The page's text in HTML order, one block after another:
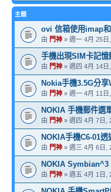
主題
ovi 信箱使用imap
由 門神 » 週一 4月 25日
手機出現SIM卡記憶
由 門神 » 週四 4月 14日
Nokia手機3.5G分
由 門神 » 週一 4月 11日
NOKIA 手機郵件選
由 門神 » 週四 4月 7日,
NOKIA手機C6-01
由 門神 » 週三 4月 6日,
NOKIA Symbian^3
由 門神 » 週五 4月 1日,